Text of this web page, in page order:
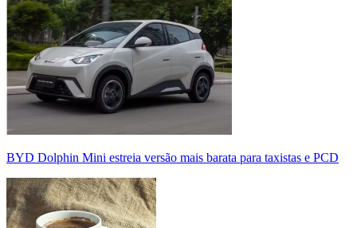
BYD Dolphin Mini estreia versão mais barata para taxistas e PCD